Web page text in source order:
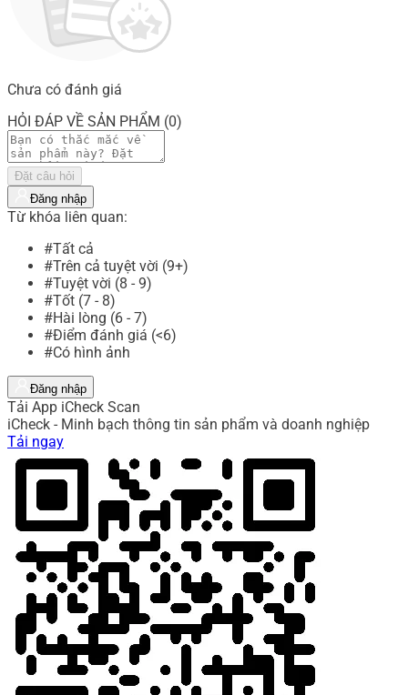
Chưa có đánh giá
HỎI ĐÁP VỀ SẢN PHẨM (0)
Đặt câu hỏi
Đăng nhập
Từ khóa liên quan:
#Tất cả
#Trên cả tuyệt vời (9+)
#Tuyệt vời (8 - 9)
#Tốt (7 - 8)
#Hài lòng (6 - 7)
#Điểm đánh giá (<6)
#Có hình ảnh
Đăng nhập
Tải App iCheck Scan
iCheck - Minh bạch thông tin sản phẩm và doanh nghiệp
Tải ngay